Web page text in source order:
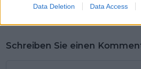
Data Deletion Data Access
Schreiben Sie einen